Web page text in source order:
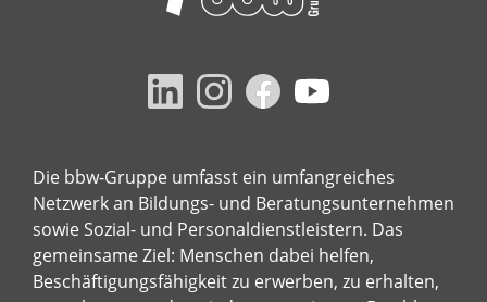
Die bbw-Gruppe umfasst ein umfangreiches
Netzwerk an Bildungs- und Beratungsunternehmen
sowie Sozial- und Personaldienstleistern. Das
gemeinsame Ziel: Menschen dabei helfen,
Beschäftigungsfähigkeit zu erwerben, zu erhalten,